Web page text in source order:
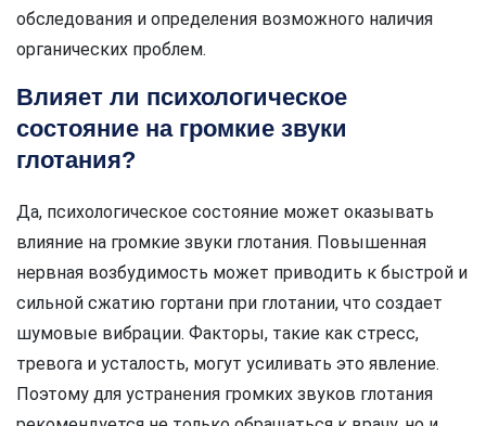
обследования и определения возможного наличия
органических проблем.
Влияет ли психологическое
состояние на громкие звуки
глотания?
Да, психологическое состояние может оказывать
влияние на громкие звуки глотания. Повышенная
нервная возбудимость может приводить к быстрой и
сильной сжатию гортани при глотании, что создает
шумовые вибрации. Факторы, такие как стресс,
тревога и усталость, могут усиливать это явление.
Поэтому для устранения громких звуков глотания